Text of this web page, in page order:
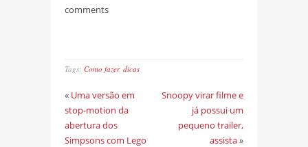
comments
Tags: Como fazer, dicas
« Uma versão em
stop-motion da
abertura dos
Simpsons com Lego
Snoopy virar filme e
já possui um
pequeno trailer,
assista»